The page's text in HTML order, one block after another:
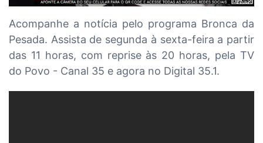
Acompanhe a notícia pelo programa Bronca da
Pesada. Assista de segunda à sexta-feira a partir
das 11 horas, com reprise às 20 horas, pela TV
do Povo - Canal 35 e agora no Digital 35.1.